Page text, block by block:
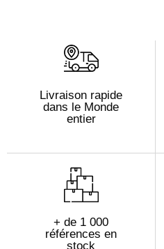
Livraison rapide
dans le Monde
entier
+ de 1 000
références en
stock